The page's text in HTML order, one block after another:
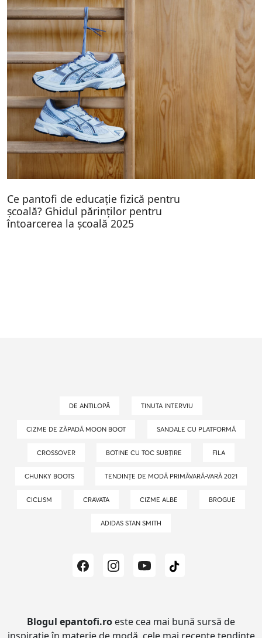
Ce pantofi de educație fizică pentru
școală? Ghidul părinților pentru
întoarcerea la școală 2025
DE ANTILOPĂ TINUTA INTERVIU
CIZME DE ZĂPADĂ MOON BOOT SANDALE CU PLATFORMĂ
CROSSOVER BOTINE CU TOC SUBȚIRE FILA
CHUNKY BOOTS TENDINȚE DE MODĂ PRIMĂVARĂ-VARĂ 2021
CICLISM CRAVATA CIZME ALBE BROGUE
ADIDAS STAN SMITH
Blogul epantofi.ro este cea mai bună sursă de